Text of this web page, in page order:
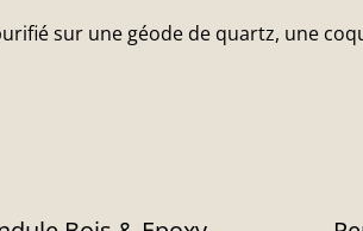
sur une géode de quartz, une